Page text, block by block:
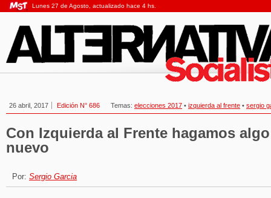
Lunes 27 de Agosto, actualizado hace 4 hs.
26 abril, 2017 Edición N° 686 Temas: elecciones 2017 • izquierda al frente • sergio
Con Izquierda al Frente hagamos algo
nuevo
Por: Sergio Garcia